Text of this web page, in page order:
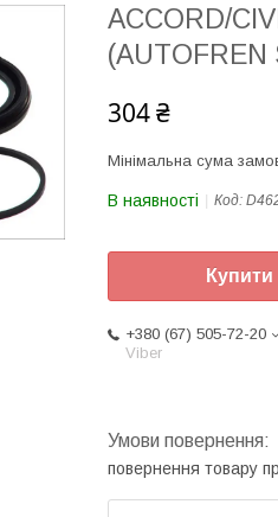
ACCORD/
(AUTOFREN
304 ₴
Мінімальна сума
В наявності Код:
Купити
+380 (67) 505-72-20
Viber
повернення товару